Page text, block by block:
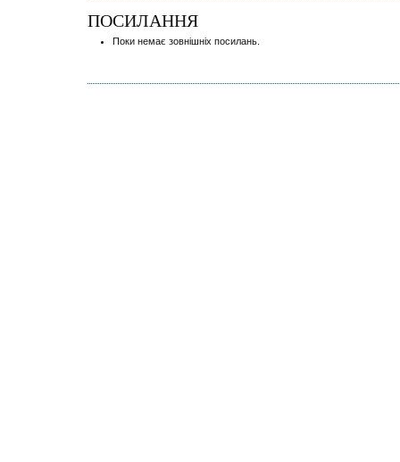
ПОСИЛАННЯ
Поки немає зовнішніх посилань.